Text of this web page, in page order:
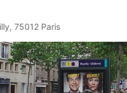
75012 Paris